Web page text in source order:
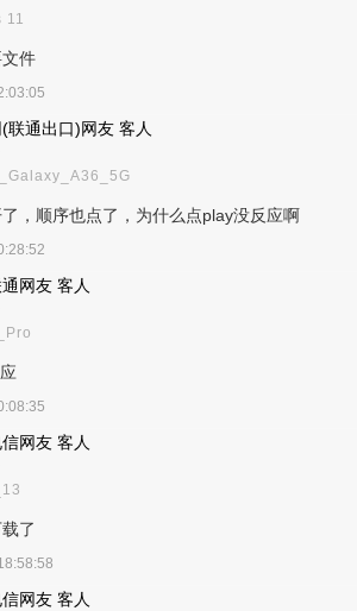
11
件
联通出口)网友 客人
，顺序也点了，为什么点play没反应啊
网友 客人
网友 客人
了
网友 客人